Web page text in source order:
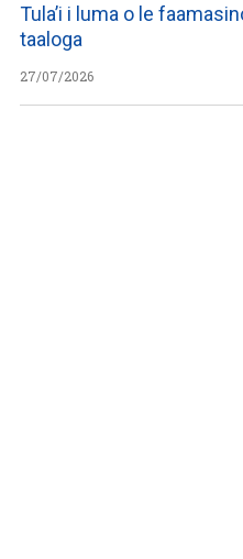
Tula’i i luma o le
taaloga
27/07/2026